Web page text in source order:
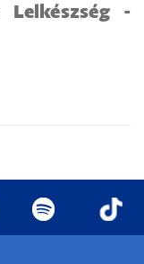
Lelkészség -